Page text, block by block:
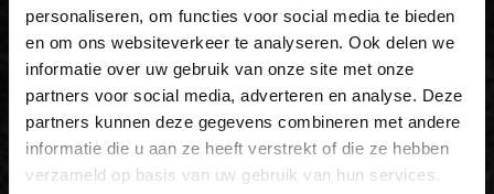
personaliseren, om functies voor social media te bieden
en om ons websiteverkeer te analyseren. Ook delen we
informatie over uw gebruik van onze site met onze
partners voor social media, adverteren en analyse. Deze
partners kunnen deze gegevens combineren met andere
informatie die u aan ze heeft verstrekt of die ze hebben
verzameld op basis van uw gebruik van hun services.
10% korting op je
eerste bestelling*
Schrijf je in voor onze nieuwsbrief en ontvang direct
10% korting op jouw eerste bestelling.
VOORNAAM
Altijd als eerste op de hoogte zijn van nieuwe acties,
inspiratie en tips om nóg meer uit jouw vlees te halen?
Met de BBQuality App voor Android en iOS ontvang je ook
exclusieve App-Only deals die je nergens anders vindt.
Download 'm nu en ontdek het gemak zelf!